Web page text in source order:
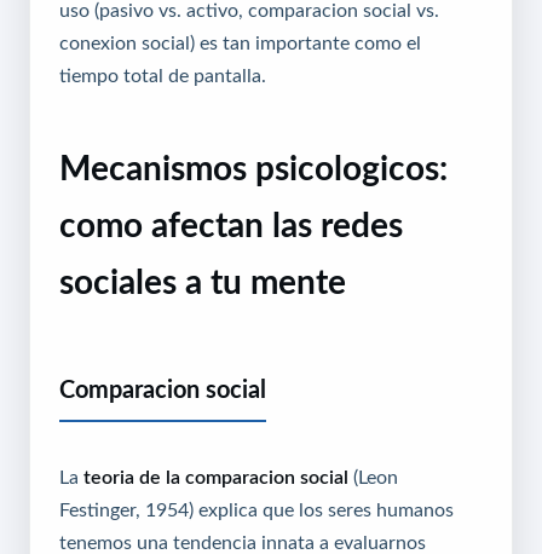
uso (pasivo vs. activo, comparacion social vs.
conexion social) es tan importante como el
tiempo total de pantalla.
Mecanismos psicologicos:
como afectan las redes
sociales a tu mente
Comparacion social
La teoria de la comparacion social (Leon
Festinger, 1954) explica que los seres humanos
tenemos una tendencia innata a evaluarnos